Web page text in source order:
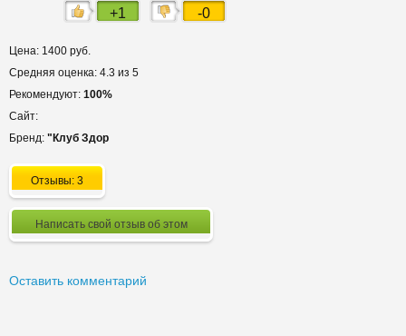
+1 -0
Цена: 1400 руб.
Средняя оценка: 4.3 из 5
Рекомендуют: 100%
Сайт:
Бренд: "Клуб Здор
Отзывы: 3
Написать свой отзыв об этом
Оставить комментарий